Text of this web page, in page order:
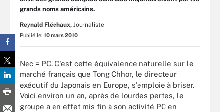
grands noms américains.
Reynald Fléchaux, Journaliste
Publié le: 10 mars 2010
Nec = PC. C'est cette équivalence naturelle sur le
marché français que Tong Chhor, le directeur
exécutif du Japonais en Europe, s'emploie à briser.
Voici environ un an, après de lourdes pertes, le
groupe a en effet mis fin à son activité PC en